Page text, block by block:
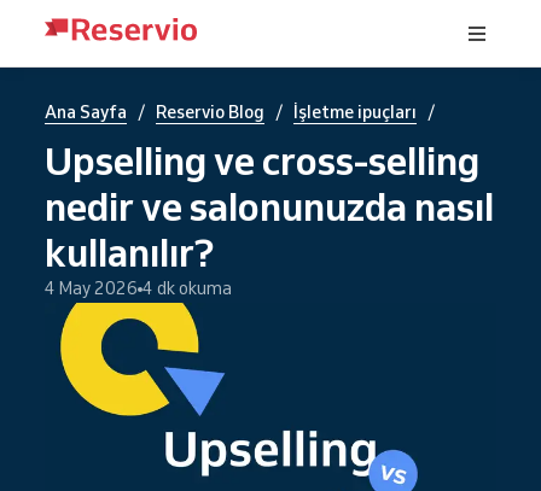
Ana Sayfa / Reservio Blog / İşletme ipuçları /
Upselling ve cross-selling
nedir ve salonunuzda nasıl
kullanılır?
4 May 2026 4 dk okuma